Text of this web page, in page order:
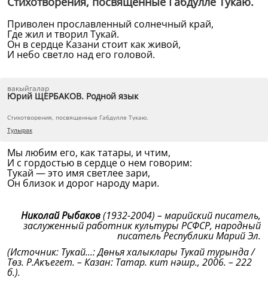
Приволен прославленный солнечный край,
Где жил и творил Тукай.
Он в сердце Казани стоит как живой,
И небо светло над его головой.
вакыйгалар
Юрий ЩЕРБАКОВ. Родной язык
Стихотворения, посвященные Габдулле Тукаю.
Тулырак
Мы любим его, как татары, и чтим,
И с гордостью в сердце о нем говорим:
Тукай — это имя светлее зари,
Он близок и дорог народу мари.
Николай Рыбаков(1932-2004) – марийский писатель,
заслуженный работник культуры РСФСР, народный
писатель Республики Марий Эл.
(Источник: Тукай...: Дөнья халыклары Тукай турында /
Төз. Р.Акъегет. – Казан: Татар. кит нәшр., 2006. – 222
б.).